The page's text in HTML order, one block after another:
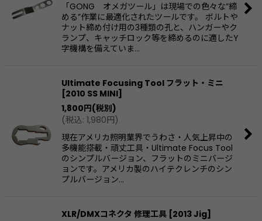
絞り込む
「GONG オメガツール」は現場での色々な”締
める”作業に最適化されたツールです。 ボルトや
ナット締め付け用の3種類の孔と、ハンガーやク
ランプ、キャッチロック等を締めるのに適したY
字機構を備えていま…
Ultimate Focusing Tool フラット・ミニ
[2010 SS MINI]
1,800円(税別)
(税込: 1,980円)
現在アメリカ照明業界でうわさ・人気上昇中の
多機能搭載・頑丈工具・Ultimate Focus Tool
のシンプルバージョン、フラットのミニバージ
ョンです。アメリカ製のハイテクレンチのシン
プルバージョン…
XLR/DMXコネクタ 修理工具 [2013 Jig]